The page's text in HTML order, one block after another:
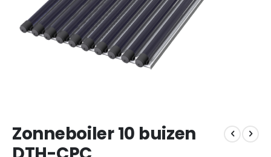
naar
het
Zonneboiler 10 buizen